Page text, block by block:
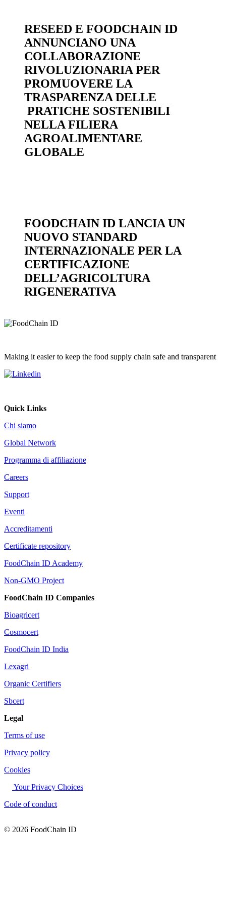
RESEED E FOODCHAIN ID
ANNUNCIANO UNA
COLLABORAZIONE
RIVOLUZIONARIA PER
PROMUOVERE LA
TRASPARENZA DELLE
PRATICHE SOSTENIBILI
NELLA FILIERA
AGROALIMENTARE
GLOBALE
FOODCHAIN ID LANCIA UN
NUOVO STANDARD
INTERNAZIONALE PER LA
CERTIFICAZIONE
DELL’AGRICOLTURA
RIGENERATIVA
Making it easier to keep the food supply chain safe and transparent
Quick Links
Chi siamo
Global Network
Programma di affiliazione
Careers
Support
Eventi
Accreditamenti
Certificate repository
FoodChain ID Academy
Non-GMO Project
FoodChain ID Companies
Bioagricert
Cosmocert
FoodChain ID India
Lexagri
Organic Certifiers
Sbcert
Legal
Terms of use
Privacy policy
Cookies
Your Privacy Choices
Code of conduct
© 2026 FoodChain ID